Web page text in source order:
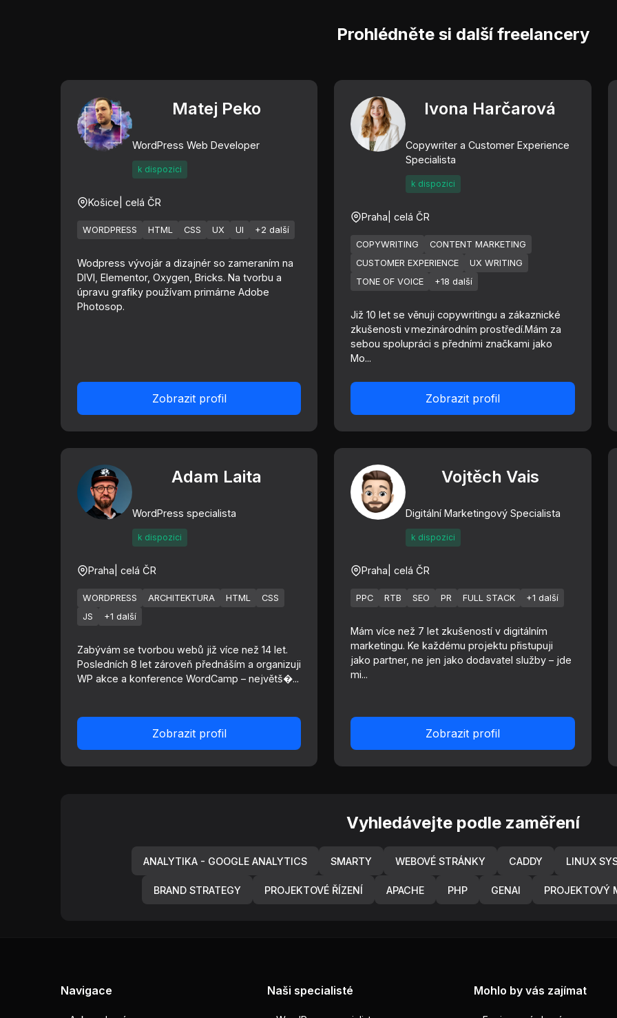
Prohlédněte si další freelancery
Matej Peko
WordPress Web Developer
k dispozici
Košice | celá ČR
WORDPRESS HTML CSS UX UI +2 další
Wodpress vývojár a dizajnér so zameraním na
DIVI, Elementor, Oxygen, Bricks. Na tvorbu a
úpravu grafiky používam primárne Adobe
Photosop.
Zobrazit profil
Ivona Harčarová
Copywriter a Customer Experience
Specialista
k dispozici
Praha | celá ČR
COPYWRITING
CONTENT MARKETING
CUSTOMER EXPERIENCE
UX WRITING
TONE OF VOICE
+18 další
Již 10 let se věnuji copywritingu a zákaznické
zkušenosti v mezinárodním prostředí.Mám za
sebou spolupráci s předními značkami jako
Mo...
Zobrazit profil
Adam Laita
WordPress specialista
k dispozici
Praha | celá ČR
WORDPRESS ARCHITEKTURA HTML
CSS
JS
+1 další
Zabývám se tvorbou webů již více než 14 let.
Posledních 8 let zároveň přednáším a organizuji
WP akce a konference WordCamp – největš�...
Zobrazit profil
Vojtěch Vais
Digitální Marketingový Specialista
k dispozici
Praha | celá ČR
PPC RTB SEO PR FULL STACK +1 další
Mám více než 7 let zkušeností v digitálním
marketingu. Ke každému projektu přistupuji
jako partner, ne jen jako dodavatel služby – jde
mi...
Zobrazit profil
Vyhledávejte podle zaměření
ANALYTIKA - GOOGLE ANALYTICS SMARTY WEBOVÉ STRÁNKY CADDY LINUX
BRAND STRATEGY PROJEKTOVÉ ŘÍZENÍ APACHE PHP GENAI PROJEKTOVÝ
Navigace Naši specialisté Mohlo by vás zajímat